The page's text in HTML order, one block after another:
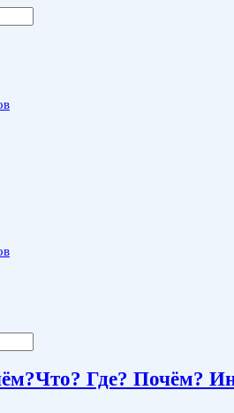
Что? Где? Почём?